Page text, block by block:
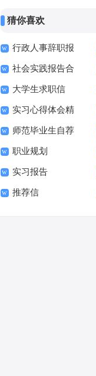
猜你喜欢
行政人事辞职报
告 社会实践报告合
集15篇大学生求职信
【荐】实习心得体会精
选15篇师范毕业生自荐
信范文六篇
职业规划
实习报告
推荐信